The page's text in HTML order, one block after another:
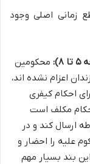
زمانی اصلی وجود
محکومین
که هنوز به زندان اعزام نشده اند،
احکام کیفری
مکلف است
ارسال کند و در
علیه را احضار و
بند بسیار مهم